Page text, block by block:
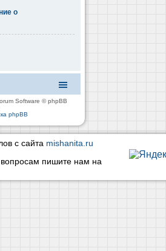
о
Software © phpBB
phpBB
с сайта mishanita.ru
пишите нам на